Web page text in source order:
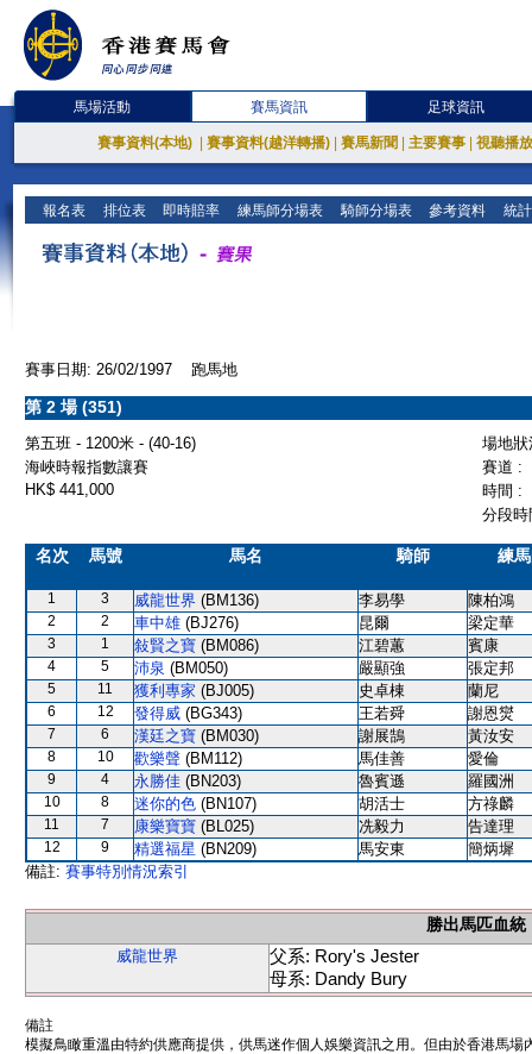
馬場活動 賽馬資訊 足球資訊
賽事資料(本地) 賽事資料(越洋轉播) 賽馬新聞 主要賽事 視聽播
報名表 排位表 即時賠率 練馬師分場表 騎師分場表 參考資料 統
賽事日期: 26/02/1997 跑馬地
第 2 場 (351)
第五班 - 1200米 - (40-16)
場地
海峽時報指數讓賽
賽道 :
HK$ 441,000
時間 :
分段
名次 馬號 馬名 騎師 練
1 3 威龍世界 (BM136) 李易學 陳柏鴻
2 2 車中雄 (BJ276) 昆爾 梁定華
3 1 敍賢之寶 (BM086) 江碧蕙 賓康
4 5 沛泉 (BM050) 嚴顯強 張定邦
5 11 獲利專家 (BJ005) 史卓棟 蘭尼
6 12 發得威 (BG343) 王若舜 謝恩爕
7 6 漢廷之寶 (BM030) 謝展鵠 黃汝安
8 10 歡樂聲 (BM112) 馬佳善 愛倫
9 4 永勝佳 (BN203) 魯賓遜 羅國洲
10 8 迷你的色 (BN107) 胡活士 方祿麟
11 7 康樂寶寶 (BL025) 冼毅力 告達理
12 9 精選福星 (BN209) 馬安東
簡炳墀
備註: 賽事特別情況索引
勝出馬匹血統
威龍世界
父系: Rory's Jester
母系: Dandy Bury
備註
模擬鳥瞰重溫由特約供應商提供，供馬迷作個人娛樂資訊之用。但由於香港馬